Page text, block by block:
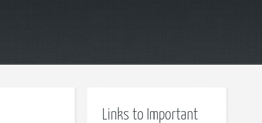
Links to Important